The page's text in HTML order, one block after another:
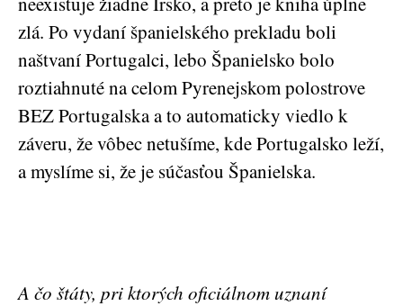
zlá. Po vydaní španielského prekladu boli
naštvaní Portugalci, lebo Španielsko bolo
roztiahnuté na celom Pyrenejskom polostrove
BEZ Portugalska a to automaticky viedlo k
záveru, že vôbec netušíme, kde Portugalsko leží,
a myslíme si, že je súčasťou Španielska.
A čo štáty, pri ktorých oficiálnom uznaní